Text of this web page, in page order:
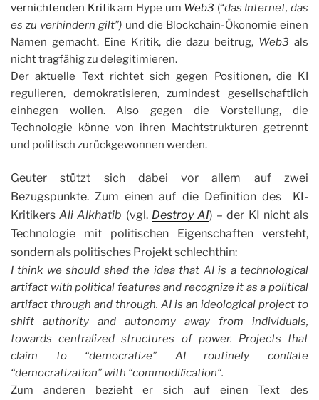
vernichtenden Kritikam Hype um Web3 (“das Internet, das
es zu verhindern gilt”) und die Blockchain-Ökonomie einen
Namen gemacht. Eine Kritik, die dazu beitrug, Web3 als
nicht tragfähig zu delegitimieren.
Der aktuelle Text richtet sich gegen Positionen, die KI
regulieren, demokratisieren, zumindest gesellschaftlich
einhegen wollen. Also gegen die Vorstellung, die
Technologie könne von ihren Machtstrukturen getrennt
und politisch zurückgewonnen werden.
Geuter stützt sich dabei vor allem auf zwei
Bezugspunkte. Zum einen auf die Definition des KI-
KritikersAli Alkhatib (vgl. Destroy AI) – der KI nicht als
Technologie mit politischen Eigenschaften versteht,
sondern als politisches Projekt schlechthin:
I think we should shed the idea that AI is a technological
artifact with political features and recognize it as a political
artifact through and through. AI is an ideological project to
shift authority and autonomy away from individuals,
towards centralized structures of power. Projects that
claim to “democratize” AI routinely conﬂate
“democratization” with “commodiﬁcation“.
Zum anderen bezieht er sich auf einen Text des